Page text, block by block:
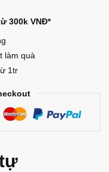
300k VNĐ*
làm quà
1tr